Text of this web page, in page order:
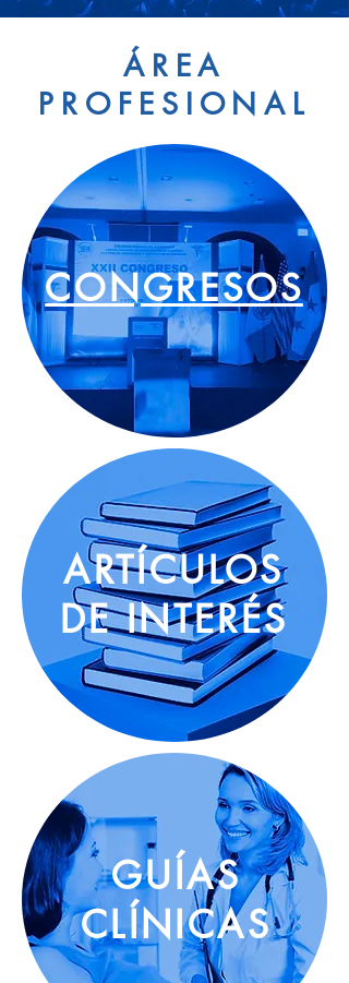
ÁREA
PROFESIONAL
CONGRESOS
ARTÍCULOS
DE INTERÉS
GUÍAS
CLÍNICAS